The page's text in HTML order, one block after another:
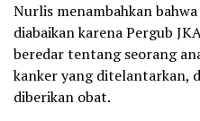
Nurlis menambahkan
diabaikan karena Pergub
beredar tentang seorang
kanker yang ditelantarkan,
diberikan obat.